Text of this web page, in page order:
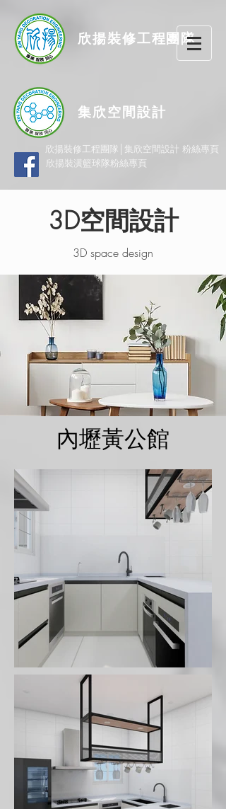
欣揚裝修工程團隊
集欣空間設計
欣揚裝修工程團隊│集欣空間設計 粉絲專頁
欣揚裝潢籃球隊粉絲專頁
3D空間設計
3D space design
內壢黃公館